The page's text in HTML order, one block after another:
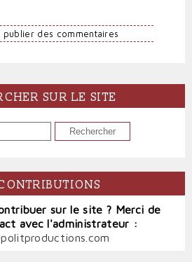
des commentaires
SUR LE SITE
sur le site ? Merci de
avec l'administrateur :